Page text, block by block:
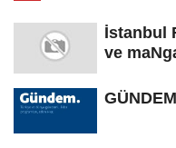
İstanbul
ve